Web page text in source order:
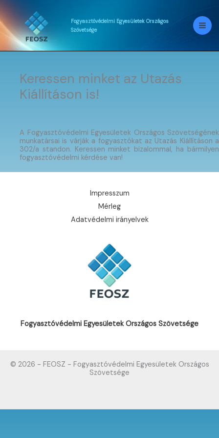
Skip
to
content
Fogyasztóvédelmi Egyesületek Országos
Szövetsége
Keressen minket az Utazás
Kiállításon is!
A Fogyasztóvédelmi Egyesületek Országos Szövetségének
munkatársai is várják a fogyasztókat az Utazás Kiállításon a
302/a standon. Keressen minket bizalommal, ha bármilyen
fogyasztóvédelmi kérdése van!
Impresszum
Mérleg
Adatvédelmi irányelvek
Fogyasztóvédelmi Egyesületek Országos Szövetsége
© 2026 - FEOSZ - Fogyasztóvédelmi Egyesületek Országos
Szövetsége